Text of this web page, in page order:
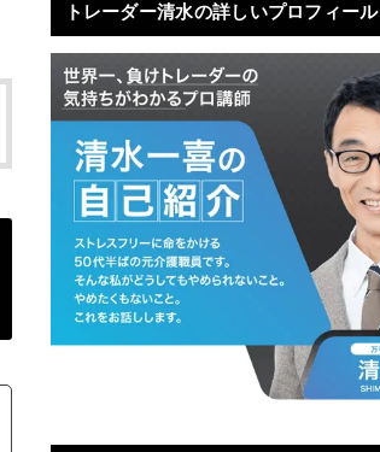
トレーダー清水の詳しいプロフィール